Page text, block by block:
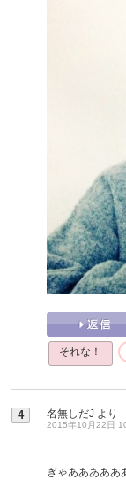
それな！
4 名無しだJ より
2015年10月22日
ぎゃあああああ